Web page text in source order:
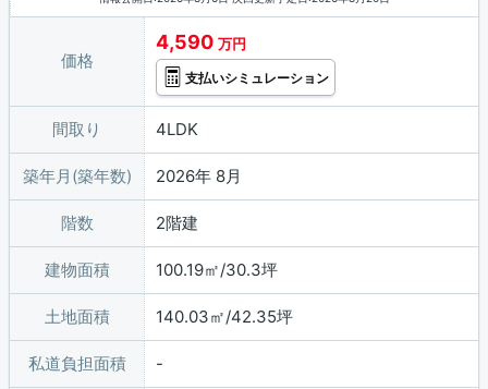
価格
4,590 万円
支払いシミュレーション
間取り 4LDK
築年月(築年数) 2026年 8月
階数 2階建
建物面積 100.19㎡/30.3坪
土地面積 140.03㎡/42.35坪
私道負担面積